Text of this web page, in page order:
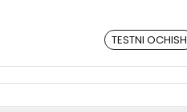
TESTNI OCHISH